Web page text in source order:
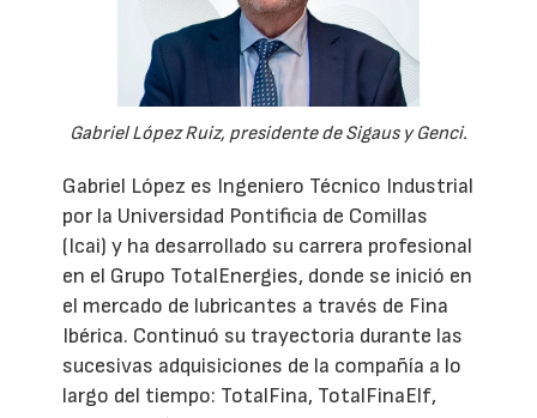
Gabriel López Ruiz, presidente de Sigaus y Genci.
Gabriel López es Ingeniero Técnico Industrial
por la Universidad Pontificia de Comillas
(Icai) y ha desarrollado su carrera profesional
en el Grupo TotalEnergies, donde se inició en
el mercado de lubricantes a través de Fina
Ibérica. Continuó su trayectoria durante las
sucesivas adquisiciones de la compañía a lo
largo del tiempo: TotalFina, TotalFinaElf,